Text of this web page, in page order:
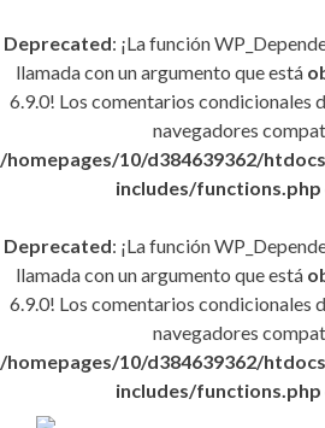
Deprecated: ¡La función
llamada con un argumento que está
6.9.0! Los comentarios condicionales
navegadores
/homepages/10/d384639362/
includes/functions.php
Deprecated: ¡La función
llamada con un argumento que está
6.9.0! Los comentarios condicionales
navegadores
/homepages/10/d384639362/
includes/functions.php